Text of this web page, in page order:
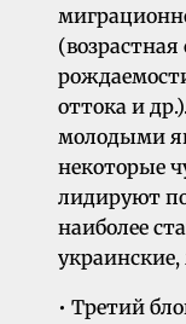
(возрастная
оттока и
молодыми
некоторые
лидируют
наиболее
украинские,
• Третий